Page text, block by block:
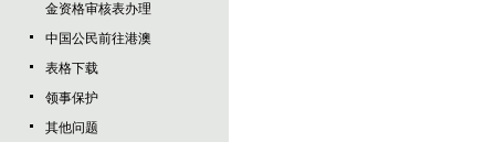
金资格审核表办理
中国公民前往港澳
表格下载
领事保护
其他问题